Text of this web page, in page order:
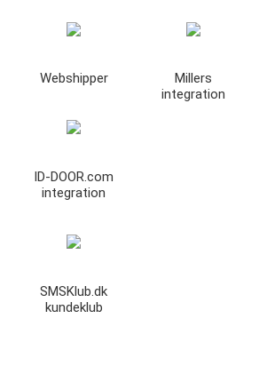
Webshipper
Millers
integration
ID-DOOR.com
integration
SMSKlub.dk
kundeklub